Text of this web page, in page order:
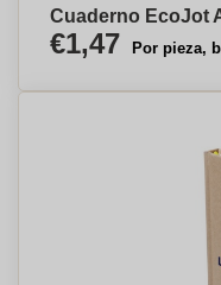
Cuaderno EcoJot
€1,47 Por pieza,